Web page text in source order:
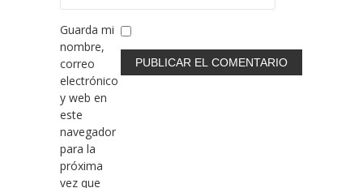
Guarda mi
nombre,
correo
electrónico
y web en
este
navegador
para la
próxima
vez que